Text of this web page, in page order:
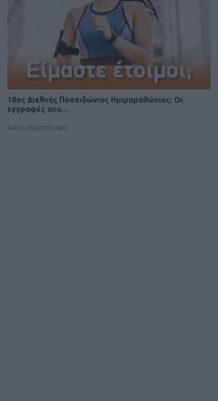
18oς Διεθνής Ποσειδώνιος Ημιμαραθώνιος: Οι
εγγραφές ανο…
Δείτε περισσότερα